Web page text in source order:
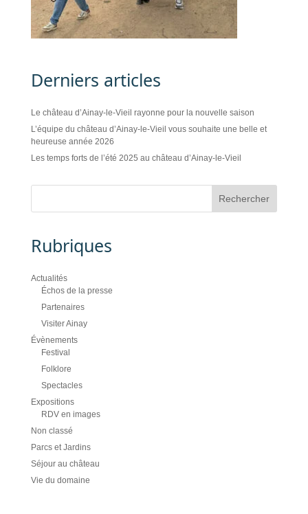
Derniers articles
Le château d’Ainay-le-Vieil rayonne pour la nouvelle saison
L’équipe du château d’Ainay-le-Vieil vous souhaite une belle et
heureuse année 2026
Les temps forts de l’été 2025 au château d’Ainay-le-Vieil
Rubriques
Actualités
Échos de la presse
Partenaires
Visiter Ainay
Évènements
Festival
Folklore
Spectacles
Expositions
RDV en images
Non classé
Parcs et Jardins
Séjour au château
Vie du domaine